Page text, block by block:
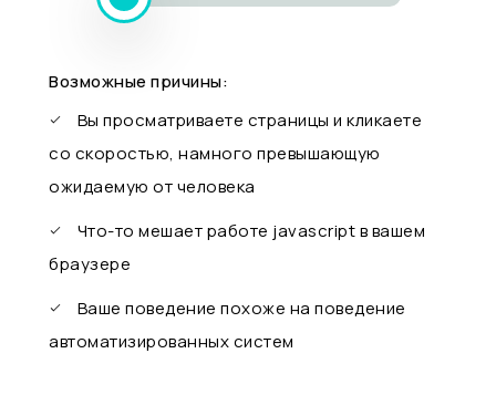
Возможные причины:
Вы просматриваете страницы и кликаете
со скоростью, намного превышающую
ожидаемую от человека
Что-то мешает работе javascript в вашем
браузере
Ваше поведение похоже на поведение
автоматизированных систем